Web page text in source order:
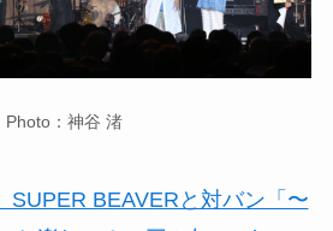
Photo：神谷 渚